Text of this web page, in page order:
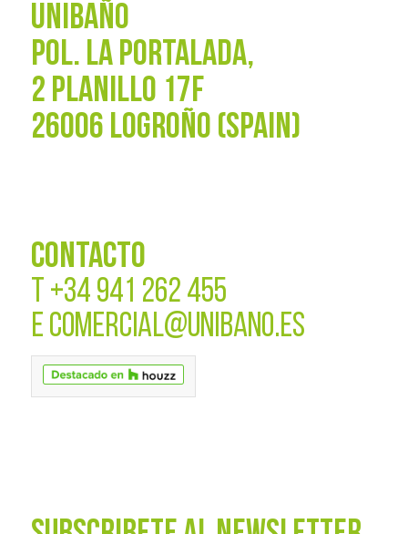
UNIBAÑO
POL. La Portalada,
2 PLANILLO 17F
26006 LOGROÑO (SPAIN)
CONTACTO
T +34 941 262 455
E COMERCIAL@UNIBANO.ES